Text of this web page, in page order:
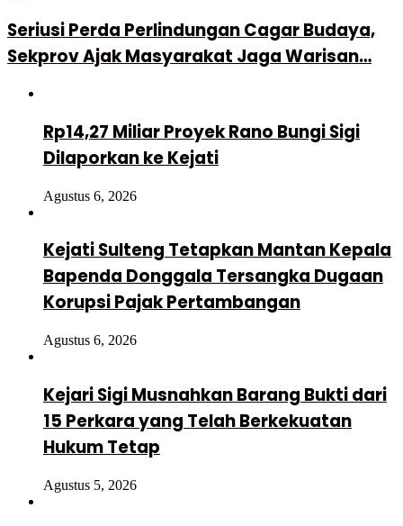
Seriusi Perda Perlindungan Cagar Budaya,
Sekprov Ajak Masyarakat Jaga Warisan…
Rp14,27 Miliar Proyek Rano Bungi Sigi
Dilaporkan ke Kejati
Agustus 6, 2026
Kejati Sulteng Tetapkan Mantan Kepala
Bapenda Donggala Tersangka Dugaan
Korupsi Pajak Pertambangan
Agustus 6, 2026
Kejari Sigi Musnahkan Barang Bukti dari
15 Perkara yang Telah Berkekuatan
Hukum Tetap
Agustus 5, 2026